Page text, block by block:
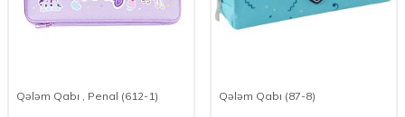
Qələm Qabı , Penal (612-1) Qələm Qabı (87-8)